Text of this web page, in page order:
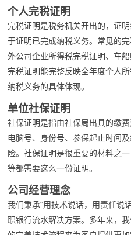
个人完税证明
完税证明是税务机关开出的，证
于证明已完成纳税义务。常见的
外公司企业所得税完税证明、车
完税证明能完整反映全年度个人
纳税义务的具体体现。
单位社保证明
社保证明是指由社保局出具的缴
电脑号、身份号、参保起止时间
险。社保证明是很重要的材料之
等都需要这么一份证明。
公司经营理念
我们秉承“用技术说话，用责任说
职银行流水解决方案。多年来，